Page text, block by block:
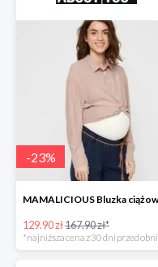
-23%
129.90 zł167.90 zł*